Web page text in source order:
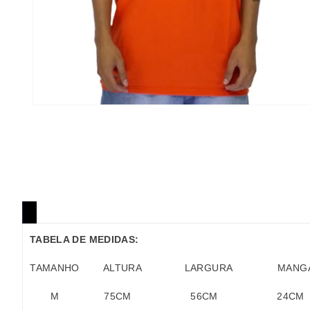
TABELA DE MEDIDAS:
TAMANHO ALTURA LARGURA
M 75CM 56CM 24CM